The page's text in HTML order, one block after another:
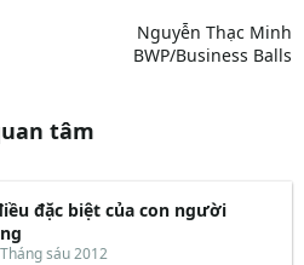
Nguyễn Thạc Minh
BWP/Business Balls​
tâm
đặc biệt của con người
sáu 2012